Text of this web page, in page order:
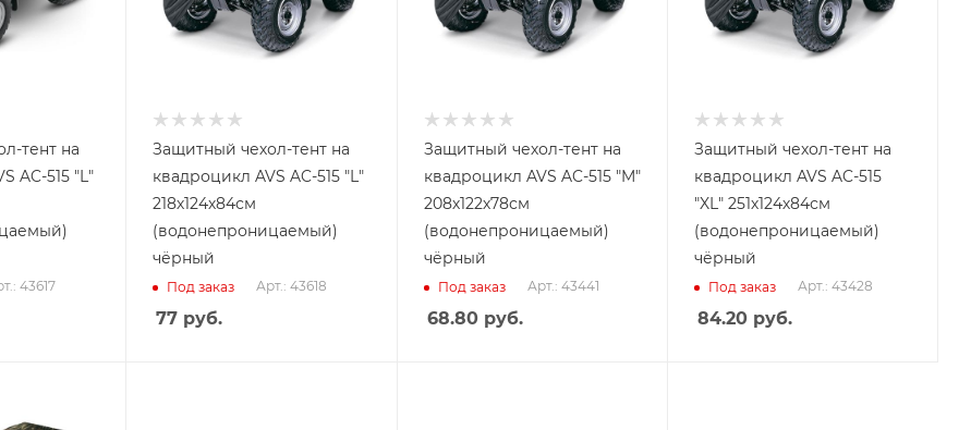
тент на
AC-515 "L"
43617
Защитный чехол-тент на
квадроцикл AVS AC-515 "L"
218х124х84см
(водонепроницаемый)
чёрный
Под заказ Арт.: 43618
77 руб.
Защитный чехол-тент на
квадроцикл AVS AC-515 "M"
208х122х78см
(водонепроницаемый)
чёрный
Под заказ Арт.: 43441
68.80руб.
Защитный чехол-тент на
квадроцикл AVS AC-515
"XL" 251х124х84см
(водонепроницаемый)
чёрный
Под заказ Арт.: 43428
84.20руб.